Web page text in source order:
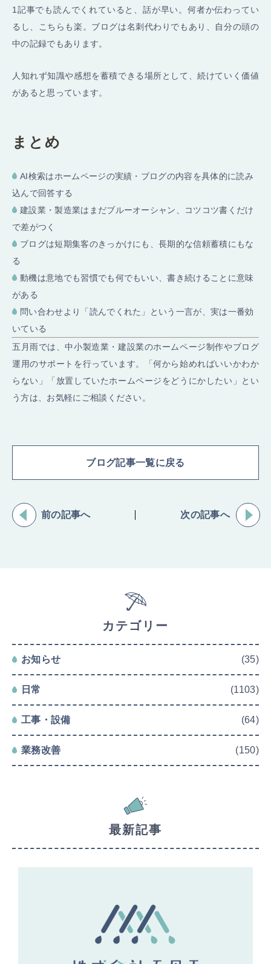
1記事でも読んでくれていると、話が早い。何者か伝わってい
るし、こちらも楽。ブログは名刺代わりでもあり、自分の頭の
中の記録でもあります。
人知れず知識や感想を蓄積できる場所として、続けていく価値
があると思っています。
まとめ
AI検索はホームページの実績・ブログの内容を具体的に読み
込んで回答する
建設業・製造業はまだブルーオーシャン、コツコツ書くだけ
で差がつく
ブログは短期集客のきっかけにも、長期的な信頼蓄積にもな
る
動機は意地でも習慣でも何でもいい、書き続けることに意味
がある
問い合わせより「読んでくれた」という一言が、実は一番効
いている
五月雨では、中小製造業・建設業のホームページ制作やブログ
運用のサポートを行っています。「何から始めればいいかわか
らない」「放置していたホームページをどうにかしたい」とい
う方は、お気軽にご相談ください。
ブログ記事一覧に戻る
前の記事へ 次の記事へ
カテゴリー
お知らせ (35)
日常 (1103)
工事・設備 (64)
業務改善 (150)
最新記事